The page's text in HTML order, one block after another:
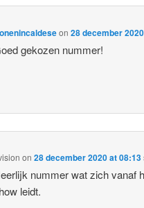
on28 december
gekozen nummer!
on28 december 2020 at 08:13
nummer wat zich vanaf
leidt.